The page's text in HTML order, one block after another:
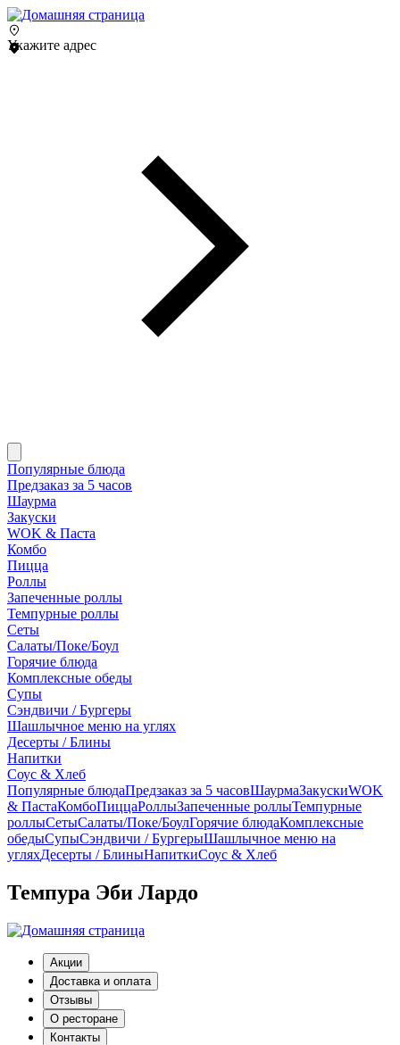
Укажите адрес
Популярные блюда
Предзаказ за 5 часов
Шаурма
Закуски
WOK & Паста
Комбо
Пицца
Роллы
Запеченные роллы
Темпурные роллы
Сеты
Cалаты/Поке/Боул
Горячие блюда
Комплексные обеды
Супы
Сэндвичи / Бургеры
Шашлычное меню на углях
Десерты / Блины
Напитки
Соус & Хлеб
Популярные блюдаПредзаказ за 5 часовШаурмаЗакускиWOK
& ПастаКомбоПиццаРоллыЗапеченные роллыТемпурные
роллыСетыCалаты/Поке/БоулГорячие блюдаКомплексные
обедыСупыСэндвичи / БургерыШашлычное меню на
угляхДесерты / БлиныНапиткиСоус & Хлеб
Темпура Эби Лардо
Акции
Доставка и оплата
Отзывы
О ресторане
Контакты